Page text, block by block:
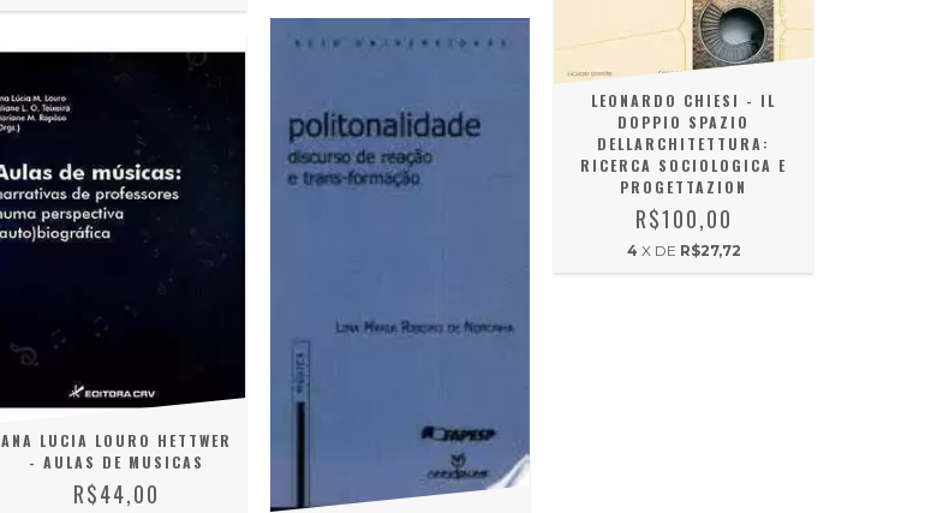
ANA LUCIA LOURO HETTWER
- AULAS DE MUSICAS
R$44,00
LEONARDO CHIESI - IL
DOPPIO SPAZIO
DELLARCHITETTURA:
RICERCA SOCIOLOGICA E
PROGETTAZION
R$100,00
4 X DE R$27,72